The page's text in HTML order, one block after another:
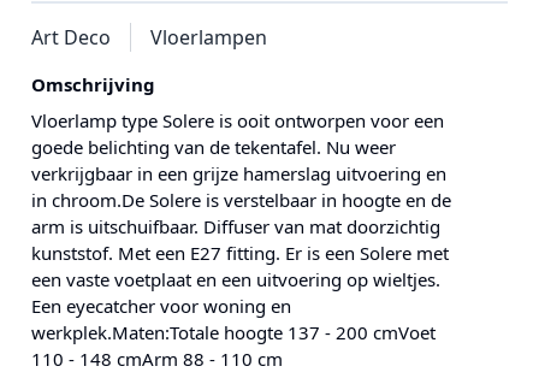
Art Deco Vloerlampen
Omschrijving
Vloerlamp type Solere is ooit ontworpen voor een
goede belichting van de tekentafel. Nu weer
verkrijgbaar in een grijze hamerslag uitvoering en
in chroom.De Solere is verstelbaar in hoogte en de
arm is uitschuifbaar. Diffuser van mat doorzichtig
kunststof. Met een E27 fitting. Er is een Solere met
een vaste voetplaat en een uitvoering op wieltjes.
Een eyecatcher voor woning en
werkplek.Maten:Totale hoogte 137 - 200 cmVoet
110 - 148 cmArm 88 - 110 cm